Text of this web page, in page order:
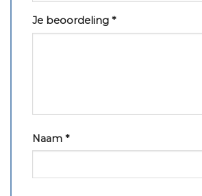
Je beoordeling *
Naam *